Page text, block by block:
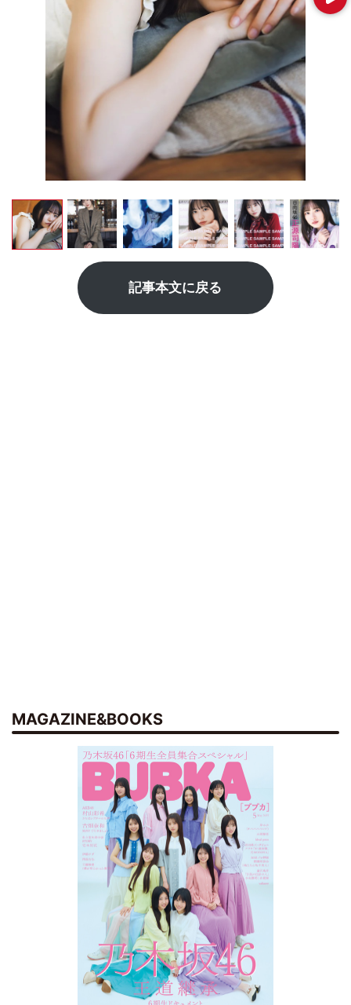
記事本文に戻る
MAGAZINE&BOOKS